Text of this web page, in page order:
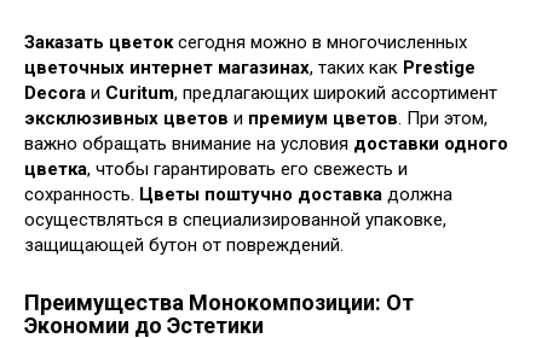
Заказать цветоксегодня можно в многочисленных
цветочных интернет магазинах, таких как Prestige
Decora и Curitum, предлагающих широкий ассортимент
эксклюзивных цветов и премиум цветов. При этом,
важно обращать внимание на условия доставки одного
цветка, чтобы гарантировать его свежесть и
сохранность. Цветы поштучно доставка должна
осуществляться в специализированной упаковке,
защищающей бутон от повреждений.
Преимущества Монокомпозиции: От
Экономии до Эстетики